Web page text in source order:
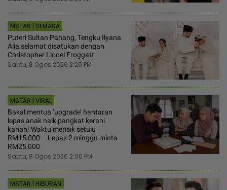
MSTAR | SEMASA
Puteri Sultan Pahang, Tengku Ilyana
Alia selamat disatukan dengan
Christopher Lionel Froggatt
Sabtu, 8 Ogos 2026 2:25 PM
MSTAR | VIRAL
Bakal mentua ‘upgrade’ hantaran
lepas anak naik pangkat kerani
kanan! Waktu merisik setuju
RM15,000... Lepas 2 minggu minta
RM25,000
Sabtu, 8 Ogos 2026 2:00 PM
MSTAR | HIBURAN